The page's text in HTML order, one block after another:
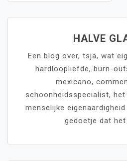
HALVE
Een blog over, tsja, wat
hardloopliefde, burn-
mexicano,
schoonheidsspecialist,
menselijke
gedoetje dat het